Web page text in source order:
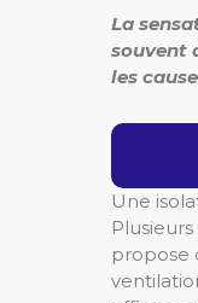
La
souvent
les
Une
propose